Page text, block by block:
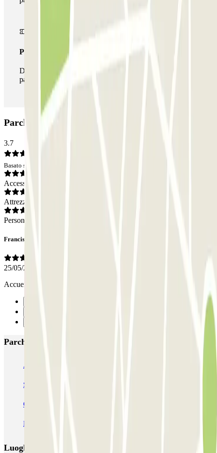
Pass illlimitato
Durante il tuo soggiorno potrai entrare e uscire dal
parcheggio tutte le volte che vorrai.
Parcheggio Villafranca: Opinioni
3.7
Basato su 1 opinioni
Accesso
Attrezzatura
Personale
Francis
25/05/2025
Accueil, très agréable avec efficacité et disponibilité
Parcheggi più popolari a Verona
Autopal Parking - Aeroporto di Verona - shuttle
SABA Verona Arena
GARAGE VERONA - Shuttle - Verona Centro
Le Garage - Car Valet - Verona Centro
Luoghi ed eventi che potrebbero interessarti vicino a